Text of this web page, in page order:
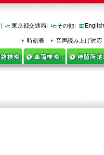
English
その他
東京都交通局
音声読み上げ対応
時刻表